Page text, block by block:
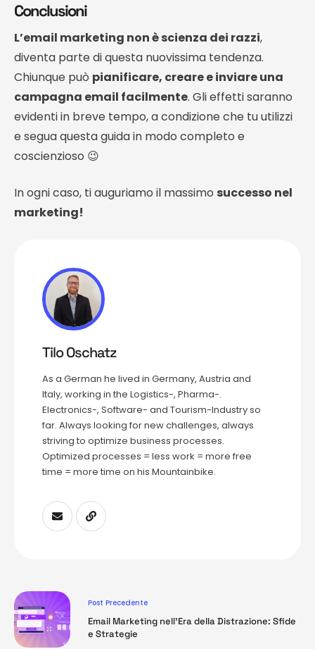
Conclusioni
L’email marketing non è scienza dei razzi,
diventa parte di questa nuovissima tendenza.
Chiunque può pianificare, creare e inviare una
campagna email facilmente. Gli effetti saranno
evidenti in breve tempo, a condizione che tu utilizzi
e segua questa guida in modo completo e
coscienzioso 😉
In ogni caso, ti auguriamo il massimo successo nel
marketing!
Tilo Oschatz
As a German he lived in Germany, Austria and
Italy, working in the Logistics-, Pharma-.
Electronics-, Software- and Tourism-Industry so
far. Always looking for new challenges, always
striving to optimize business processes.
Optimized processes = less work = more free
time = more time on his Mountainbike.
Post Precedente
Email Marketing nell’Era della Distrazione: Sfide
e Strategie